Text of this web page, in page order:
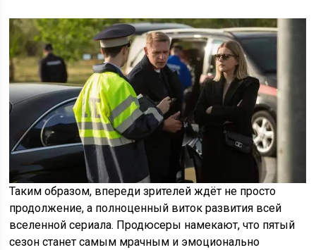
Таким образом, впереди зрителей ждёт не просто
продолжение, а полноценный виток развития всей
вселенной сериала. Продюсеры намекают, что пятый
сезон станет самым мрачным и эмоционально